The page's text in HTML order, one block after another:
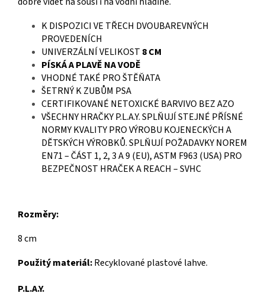
K DISPOZICI VE TŘECH DVOUBAREVNÝCH
PROVEDENÍCH
UNIVERZÁLNÍ VELIKOST 8 CM
PÍSKÁ A PLAVĚ NA VODĚ
VHODNÉ TAKÉ PRO ŠTĚŇATA
ŠETRNÝ K ZUBŮM PSA
CERTIFIKOVANÉ NETOXICKÉ BARVIVO BEZ AZO
VŠECHNY HRAČKY P.L.A.Y. SPLŇUJÍ STEJNÉ PŘÍSNÉ
NORMY KVALITY PRO VÝROBU KOJENECKÝCH A
DĚTSKÝCH VÝROBKŮ. SPLŇUJÍ POŽADAVKY NOREM
EN71 – ČÁST 1, 2, 3 A 9 (EU), ASTM F963 (USA) PRO
BEZPEČNOST HRAČEK A REACH – SVHC
Rozměry:
8 cm
Použitý materiál:Recyklované plastové lahve.
P.L.A.Y.